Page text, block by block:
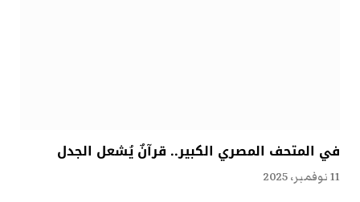
في المتحف المصري الكبير.. قرآنٌ يُشعل الجدل
11 نوفمبر، 2025